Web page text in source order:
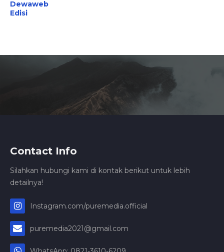
Dewaweb
Edisi
Contact Info
Silahkan hubungi kami di kontak berikut untuk lebih
detailnya!
Instagram.com/puremedia.official
puremedia2021@gmail.com